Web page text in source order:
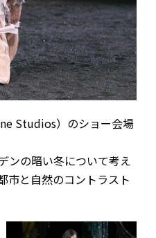
Studios）のショー会場
ンの暗い冬について考え
市と自然のコントラスト